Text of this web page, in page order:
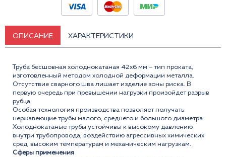
ОПИСАНИЕ ХАРАКТЕРИСТИКИ
Труба бесшовная холоднокатаная 42x6 мм – тип проката,
изготовленный методом холодной деформации металла.
Отсутствие сварного шва лишает изделие зоны риска. В
первую очередь при превышении нагрузки произойдет разрыв
рубца.
Особая технология производства позволяет получать
нержавеющие трубы малого, среднего и большого диаметра.
Холоднокатаные трубы устойчивы к высокому давлению
внутри трубопровода, воздействию агрессивных химических
сред, высоким температурам и механическим нагрузкам.
Сферы применения